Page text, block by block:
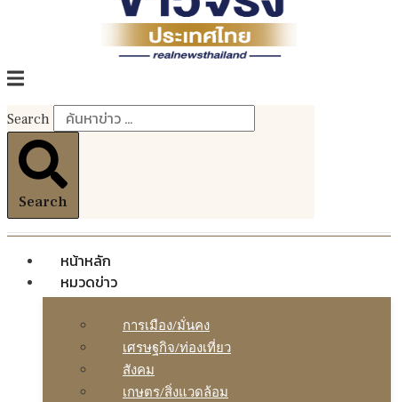
Search
Search
หน้าหลัก
หมวดข่าว
การเมือง/มั่นคง
เศรษฐกิจ/ท่องเที่ยว
สังคม
เกษตร/สิ่งแวดล้อม